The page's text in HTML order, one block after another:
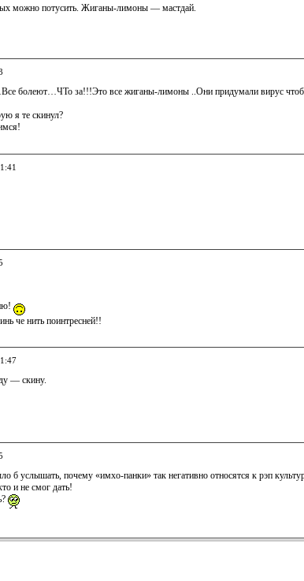
можно потусить. Жиганы-лимоны — мастдай.
болеют…ЧТо за!!!Это все жиганы-лимоны ..Они придумали вирус
я те скинул?
че нить поинтресней!!
— скину.
б услышать, почему «имхо-панки» так негативно относятся к рэп
и не смог дать!